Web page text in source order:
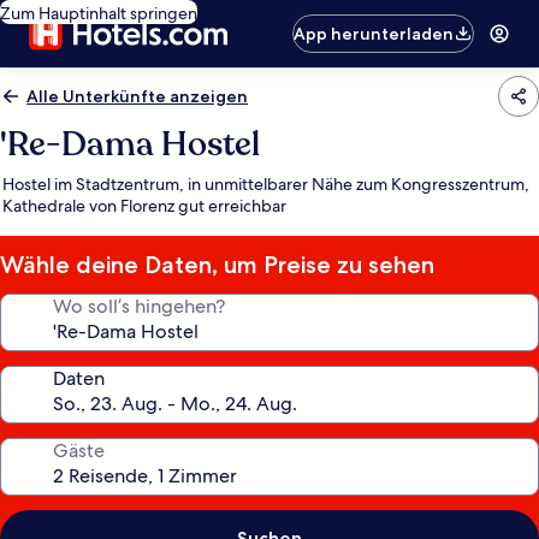
Zum Hauptinhalt springen
App herunterladen
Alle Unterkünfte anzeigen
'Re-Dama Hostel
Hostel im Stadtzentrum, in unmittelbarer Nähe zum Kongresszentrum,
Kathedrale von Florenz gut erreichbar
Wähle deine Daten, um Preise zu sehen
Wo soll’s hingehen?
Daten
Gäste